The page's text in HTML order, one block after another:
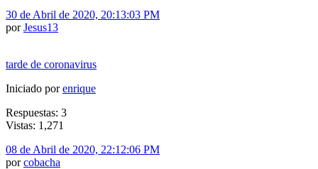
30 de Abril de 2020, 20:13:03 PM
porJesus13
tarde de coronavirus
Iniciado porenrique
Respuestas: 3
Vistas: 1,271
08 de Abril de 2020, 22:12:06 PM
porcobacha